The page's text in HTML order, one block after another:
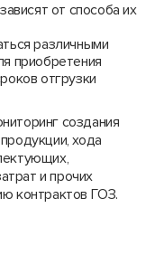
от способа их
различными
приобретения
отгрузки
создания
хода
и прочих
контрактов ГОЗ.